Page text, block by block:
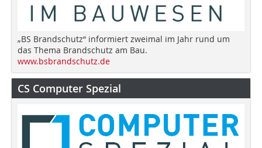
„BS Brandschutz“ informiert zweimal im Jahr rund um
das Thema Brandschutz am Bau.
www.bsbrandschutz.de
CS Computer Spezial